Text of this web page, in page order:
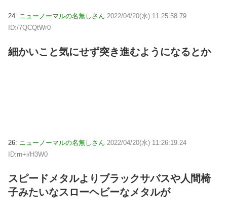
24: ニューノーマルの名無しさん 2022/04/20(水) 11:25:58.79
ID:/7QCQtWr0
細かいこと気にせず突き進むようになるとか
26: ニューノーマルの名無しさん 2022/04/20(水) 11:26:19.24
ID:rn+i/H3W0
スピードメタルよりブラックサバスや人間椅
子みたいなスローヘビーなメタルが